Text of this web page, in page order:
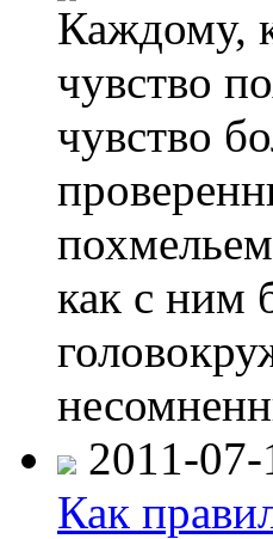
Каждому,
чувство
чувство
как с ним
2011-
Как